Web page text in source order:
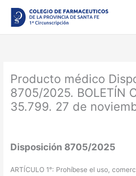
contenido
Producto médico
8705/2025. BOLETÍN
35.799. 27 de
Disposición 8705/2025
ARTÍCULO 1°: Prohíbese el uso,